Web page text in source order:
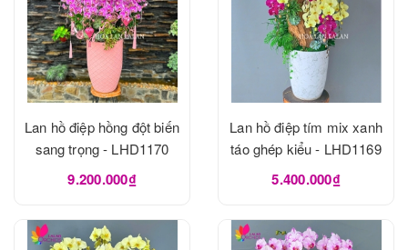
Lan hồ điệp hồng đột biến
sang trọng - LHD1170
9.200.000₫
Lan hồ điệp tím mix xanh
táo ghép kiểu - LHD1169
5.400.000₫